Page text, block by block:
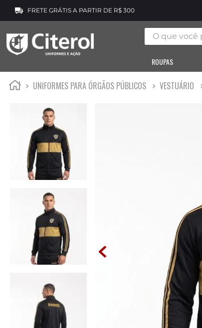
FRETE GRÁTIS A PARTIR DE R$ 300
O que você
ROUPAS
UNIFORMES PARA ÓRGÃOS PÚBLICOS VESTUÁRIO